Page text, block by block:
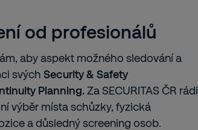
od profesionálů
aby aspekt možného sledování a
svých Security & Safety
Planning.Za SECURITAS ČR rádi
výběr místa schůzky, fyzická
a důsledný screening osob.